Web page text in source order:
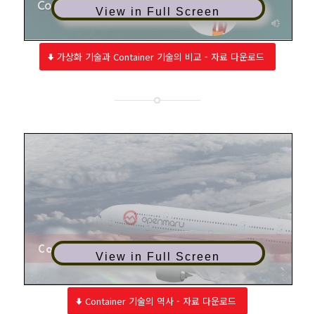
View in Full Screen
가상화 기술과 Container 기술의 비교 - 자료 다운로드
View in Full Screen
Container 기술의 역사 - 자료 다운로드